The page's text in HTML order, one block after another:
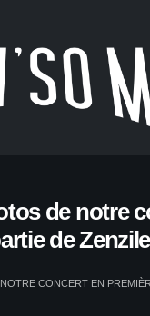
de notre
de Zenzile
CONCERT EN